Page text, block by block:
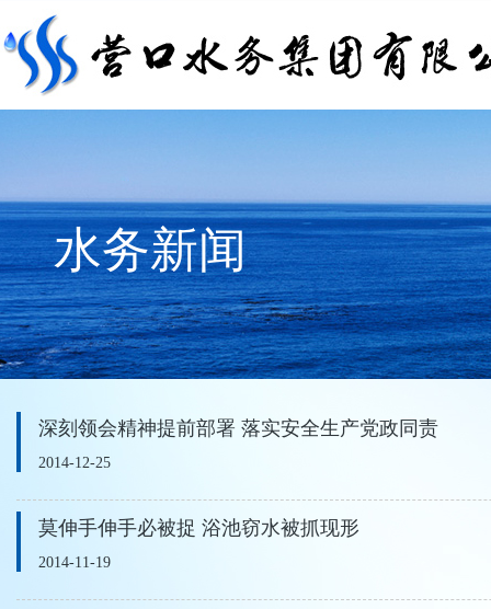
水务新闻
深刻领会精神提前部署 落实安全生产党政同责
2014-12-25
莫伸手伸手必被捉 浴池窃水被抓现形
2014-11-19